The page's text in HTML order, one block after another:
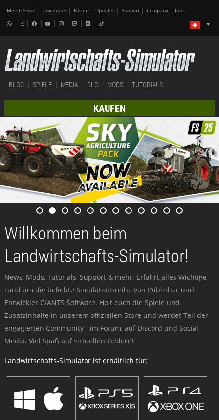
Merch-Shop Downloads Forum Updates Support Company Jobs
BLOG SPIELE MEDIA DLC MODS TUTORIALS
KAUFEN
Willkommen beim
Landwirtschafts-Simulator!
News, Mods, Tutorials, Support & mehr: Erfahrt alles Wichtige
rund um die beliebte Simulationsreihe von Publisher und
Entwickler GIANTS Software. Holt euch die Spiele und
Zusatzinhalte in unserem offiziellen Store und werdet Teil der
engagierten Community - im Forum, auf Discord und Social
Media. Viel Spaß auf virtuellen Feldern!
Landwirtschafts-Simulator ist erhältlich für: